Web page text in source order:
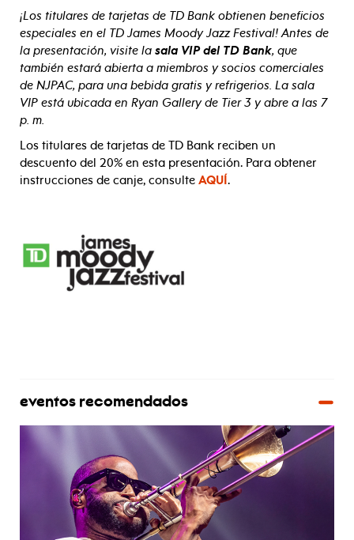
¡Los titulares de tarjetas de TD Bank obtienen beneficios
especiales en el TD James Moody Jazz Festival! Antes de
la presentación, visite la sala VIP del TD Bank, que
también estará abierta a miembros y socios comerciales
de NJPAC, para una bebida gratis y refrigerios. La sala
VIP está ubicada en Ryan Gallery de Tier 3 y abre a las 7
p. m.
Los titulares de tarjetas de TD Bank reciben un
descuento del 20% en esta presentación. Para obtener
instrucciones de canje, consulte AQUÍ .
eventos recomendados